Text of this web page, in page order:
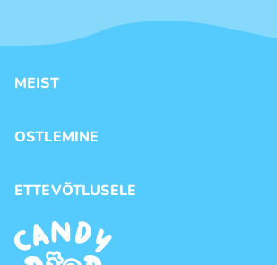
MEIST
Kauplused
OSTLEMINE
Ostutingimused
Privaatsuspoliitika
ETTEVÕTLUSELE
Frantsiis
Hulgimüük